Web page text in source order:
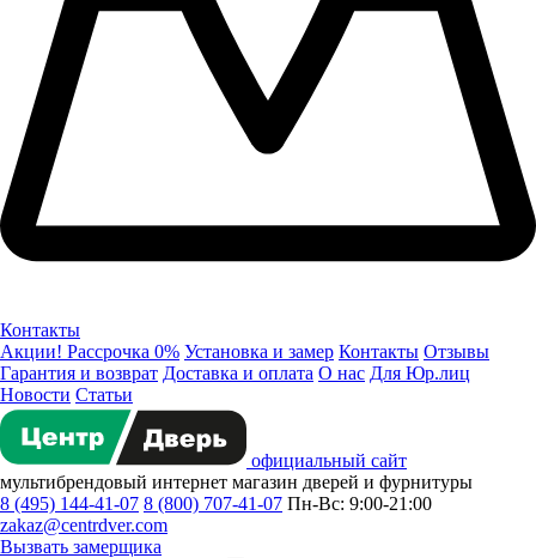
Контакты
Акции! Рассрочка 0% Установка и замер Контакты Отзывы
Гарантия и возврат Доставка и оплата О нас Для Юр.лиц
Новости Статьи
официальный сайт
мультибрендовый интернет магазин дверей и фурнитуры
8 (495) 144-41-07 8 (800) 707-41-07 Пн-Вс: 9:00-21:00
zakaz@centrdver.com
Вызвать замерщика